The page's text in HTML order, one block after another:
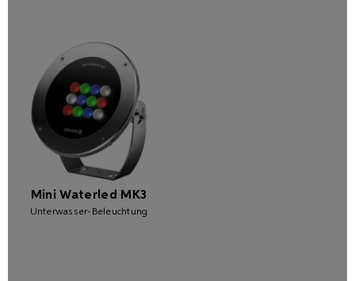
Mini Waterled MK3
Unterwasser-Beleuchtung